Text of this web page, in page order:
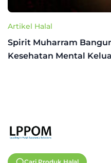
Artikel Halal
Spirit Muharram
Kesehatan Mental